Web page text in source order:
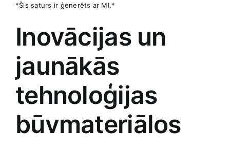
*Šis saturs ir ģenerēts ar MI.*
Inovācijas un
‍jaunākās⁢
tehnoloģijas
būvmateriālos